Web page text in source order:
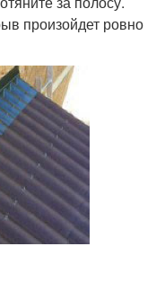
произойдет ровно